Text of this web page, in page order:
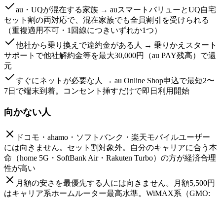
au・UQが混在する家族 → auスマートバリューとUQ自宅
セット割の両対応で、混在家族でも全員割引を受けられる
（重複適用不可・1回線につきいずれか1つ）
他社から乗り換えで違約金がある人 → 乗りかえスタート
サポートで他社解約金等を最大30,000円（au PAY残高）で還
元
すぐにネットが必要な人 → au Online Shop申込で最短2〜
7日で端末到着。コンセント挿すだけで即日利用開始
向かない人
ドコモ・ahamo・ソフトバンク・楽天モバイルユーザー
には向きません。セット割対象外。自分のキャリアに合う本
命（home 5G・SoftBank Air・Rakuten Turbo）の方が経済合理
性が高い
月額の安さを最優先する人には向きません。月額5,500円
はキャリア系ホームルーター最高水準。WiMAX系（GMO: